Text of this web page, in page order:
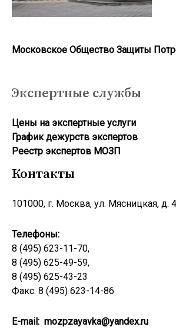
Московское Общество Защиты
Экспертные службы
Цены на экспертные услуги
График дежурств экспертов
Реестр экcпертов МОЗП
Контакты
101000, г. Москва, ул. Мясницкая, д.
Телефоны:
8 (495) 623-11-70,
8 (495) 625-49-59,
8 (495) 625-43-23
Факс: 8 (495) 623-14-86
E-mail: mozpzayavka@yandex.ru